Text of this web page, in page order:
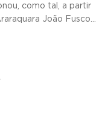
como tal, a partir
João Fusco...